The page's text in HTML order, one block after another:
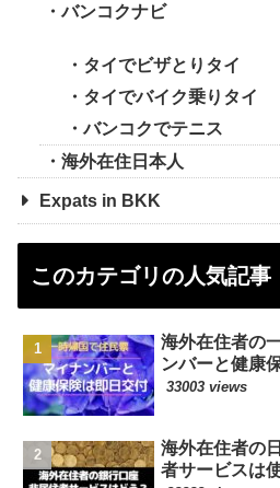
バンコクナビ
タイでビザとりタイ
タイでバイク乗りタイ
バンコクでテニス
海外在住日本人
Expats in BKK
このカテゴリの人気記事
海外在住者の
ンバーと健康
33003 views
海外在住者の
者サービスは